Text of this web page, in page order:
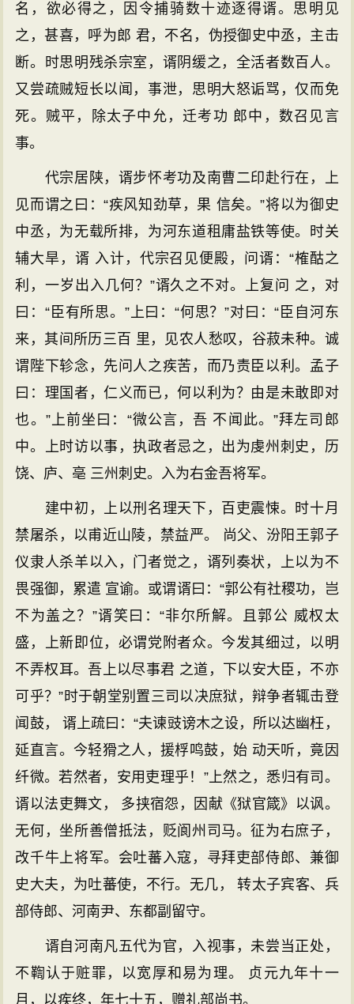
名，欲必得之，因令捕骑数十迹逐得谞。思明见
之，甚喜，呼为郎 君，不名，伪授御史中丞，主击
断。时思明残杀宗室，谞阴缓之，全活者数百人。
又尝疏贼短长以闻，事泄，思明大怒诟骂，仅而免
死。贼平，除太子中允，迁考功 郎中，数召见言
事。
代宗居陕，谞步怀考功及南曹二印赴行在，上
见而谓之曰：“疾风知劲草，果 信矣。”将以为御史
中丞，为无载所排，为河东道租庸盐铁等使。时关
辅大旱，谞 入计，代宗召见便殿，问谞：“榷酤之
利，一岁出入几何？”谞久之不对。上复问 之，对
曰：“臣有所思。”上曰：“何思？”对曰：“臣自河东
来，其间所历三百 里，见农人愁叹，谷菽未种。诚
谓陛下轸念，先问人之疾苦，而乃责臣以利。孟子
曰：理国者，仁义而已，何以利为？由是未敢即对
也。”上前坐曰：“微公言，吾 不闻此。”拜左司郎
中。上时访以事，执政者忌之，出为虔州刺史，历
饶、庐、亳 三州刺史。入为右金吾将军。
建中初，上以刑名理天下，百吏震悚。时十月
禁屠杀，以甫近山陵，禁益严。 尚父、汾阳王郭子
仪隶人杀羊以入，门者觉之，谞列奏状，上以为不
畏强御，累遣 宣谕。或谓谞曰：“郭公有社稷功，岂
不为盖之？”谞笑曰：“非尔所解。且郭公 威权太
盛，上新即位，必谓党附者众。今发其细过，以明
不弄权耳。吾上以尽事君 之道，下以安大臣，不亦
可乎？”时于朝堂别置三司以决庶狱，辩争者辄击登
闻鼓， 谞上疏曰：“夫谏豉谤木之设，所以达幽枉，
延直言。今轻猾之人，援桴鸣鼓，始 动天听，竟因
纤微。若然者，安用吏理乎！”上然之，悉归有司。
谞以法吏舞文， 多挟宿怨，因献《狱官箴》以讽。
无何，坐所善僧抵法，贬阆州司马。征为右庶子，
改千牛上将军。会吐蕃入寇，寻拜吏部侍郎、兼御
史大夫，为吐蕃使，不行。无几， 转太子宾客、兵
部侍郎、河南尹、东都副留守。
谞自河南凡五代为官，入视事，未尝当正处，
不鞫认于赃罪，以宽厚和易为理。 贞元九年十一
月，以疾终，年七十五，赠礼部尚书。